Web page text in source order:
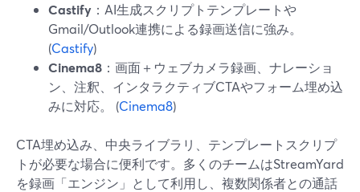
Castify ：AI生成スクリプトテンプレートや
Gmail/Outlook連携による録画送信に強み。
(Castify)
Cinema8 ：画面＋ウェブカメラ録画、ナレーショ
ン、注釈、インタラクティブCTAやフォーム埋め込
みに対応。 (Cinema8)
CTA埋め込み、中央ライブラリ、テンプレートスクリプ
トが必要な場合に便利です。多くのチームはStreamYard
を録画「エンジン」として利用し、複数関係者との通話